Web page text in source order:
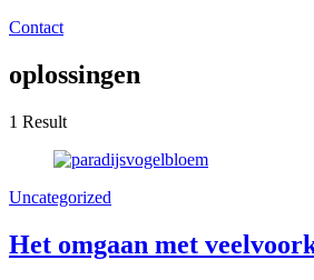
Contact
oplossingen
1 Result
Uncategorized
Het omgaan met